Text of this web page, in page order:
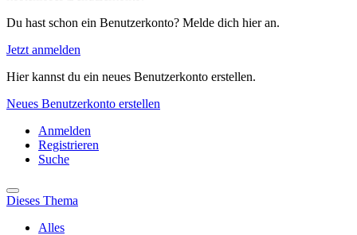
Du hast schon ein Benutzerkonto? Melde dich hier an.
Jetzt anmelden
Hier kannst du ein neues Benutzerkonto erstellen.
Neues Benutzerkonto erstellen
Anmelden
Registrieren
Suche
Dieses Thema
Alles